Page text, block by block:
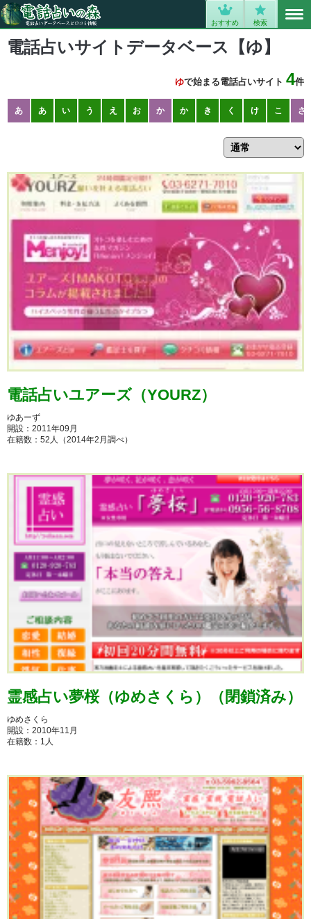
おすすめ 検索
電話占いサイトデータベース【ゆ】
ゆで始まる電話占いサイト 4件
あ あ い う え お か か き く け こ さ
電話占いユアーズ（YOURZ）
ゆあーず
開設：2011年09月
在籍数：52人（2014年2月調べ）
霊感占い夢桜（ゆめさくら）（閉鎖済み）
ゆめさくら
開設：2010年11月
在籍数：1人